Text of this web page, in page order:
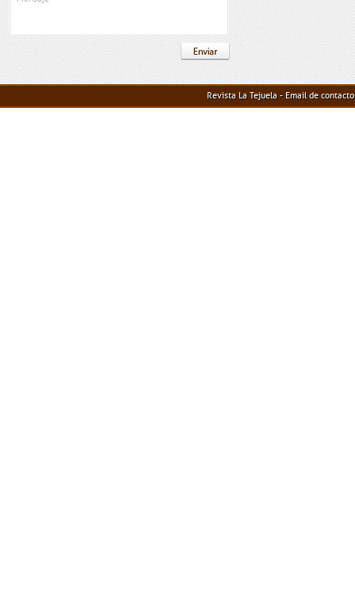
Revista La Tejuela - Email de